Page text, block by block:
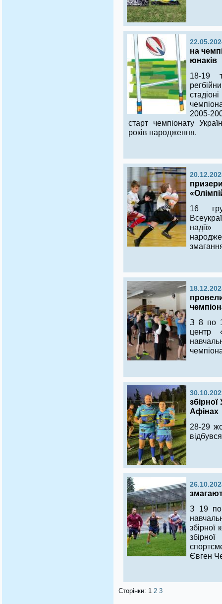
на
юнаків
18-19
2005-
старт чемпіонату
років народження.
16
З 8 по
центр
Афінах
28-29
З 19 по
збірної
Євген
Сторінки: 1 2 3